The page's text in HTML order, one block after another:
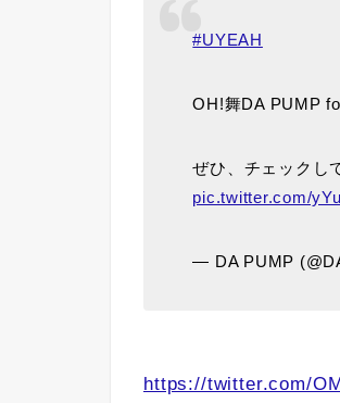
#UYEAH
OH!舞DA PUMP
ぜひ、チェックし
pic.twitter.com/
— DA PUMP
https://twitter.com/